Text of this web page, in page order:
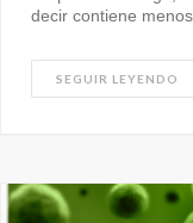
decir contiene
SEGUIR LEYENDO